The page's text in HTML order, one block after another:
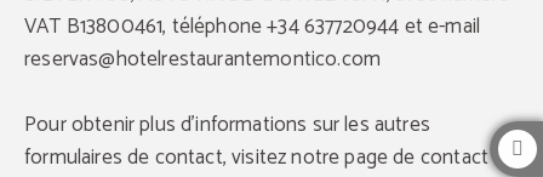
VAT B13800461, téléphone +34 637720944 et e-mail
reservas@hotelrestaurantemontico.com
Pour obtenir plus d'informations sur les autres
formulaires de contact, visitez notre page de contact